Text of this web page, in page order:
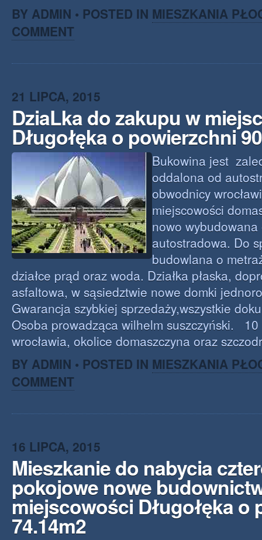
BY ADMIN • POSTED IN MIESZKANIA
COMMENT
21 LIPCA, 2015
DziaLka do zakupu w
Długołęka o powierzchni
Bukowina jest
oddalona od
obwodnicy
miejscowości
nowo
autostradowa. Do
budowlana o
działce prąd oraz woda. Działka płaska,
asfaltowa, w sąsiedztwie nowe domki
Gwarancja szybkiej sprzedaży,wszystkie
Osoba prowadząca wilhelm suszczyński.
wrocławia, okolice domaszczyna oraz
BY ADMIN • POSTED IN MIESZKANIA
COMMENT
16 LIPCA, 2015
Mieszkanie do nabycia
pokojowe nowe
miejscowości Długołęka o
74.14m2